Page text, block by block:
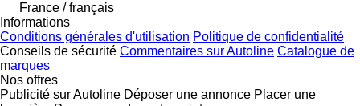
France / français
Informations
Conditions générales d'utilisation Politique de confidentialité
Conseils de sécurité Commentaires sur Autoline Catalogue de
marques
Nos offres
Publicité sur Autoline Déposer une annonce Placer une